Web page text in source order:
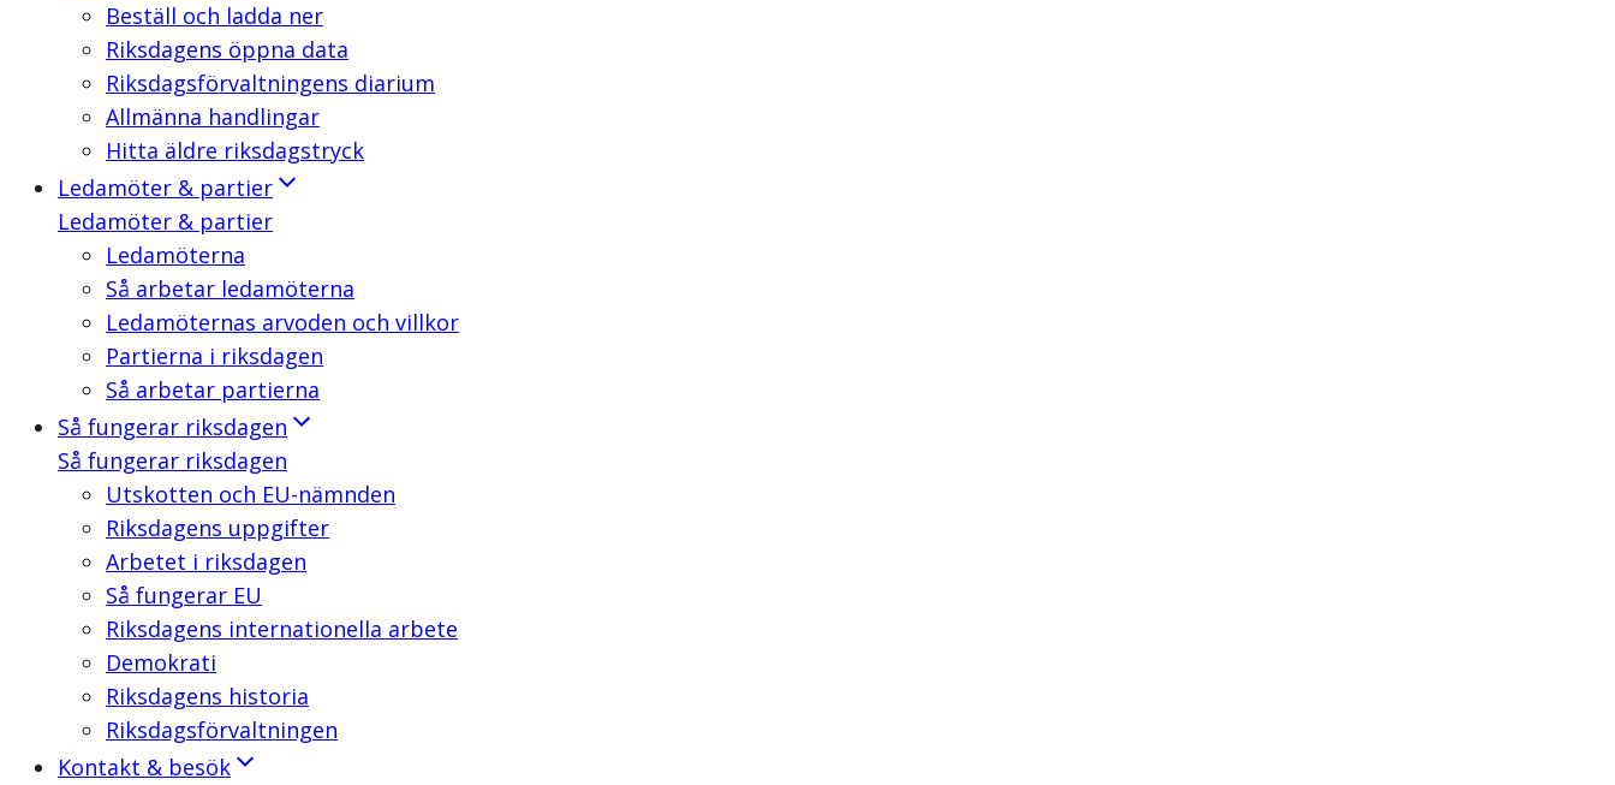
Beställ och ladda ner
Riksdagens öppna data
Riksdagsförvaltningens diarium
Allmänna handlingar
Hitta äldre riksdagstryck
Ledamöter & partier
Ledamöter & partier
Ledamöterna
Så arbetar ledamöterna
Ledamöternas arvoden och villkor
Partierna i riksdagen
Så arbetar partierna
Så fungerar riksdagen
Så fungerar riksdagen
Utskotten och EU-nämnden
Riksdagens uppgifter
Arbetet i riksdagen
Så fungerar EU
Riksdagens internationella arbete
Demokrati
Riksdagens historia
Riksdagsförvaltningen
Kontakt & besök